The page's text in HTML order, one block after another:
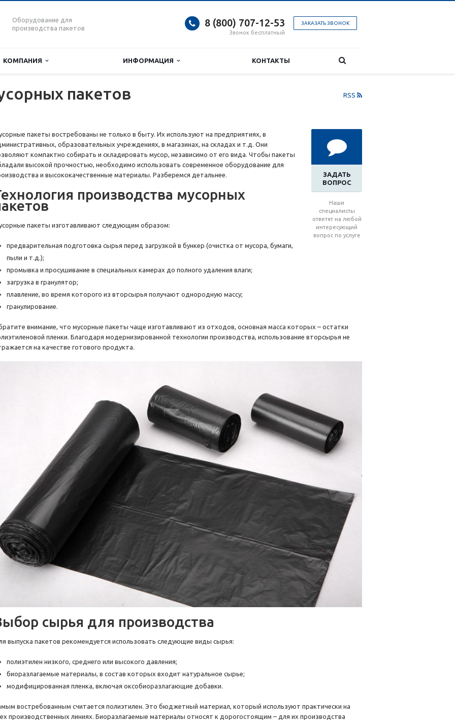
Оборудование для
производства пакетов
ЗАКАЗАТЬ ЗВОНОК
8 (800) 707-12-53
Звонок бесплатный
КОМПАНИЯ ИНФОРМАЦИЯ КОНТАКТЫ
RSS
пакетов
ЗАДАТЬ
ВОПРОС
Наши
специалисты
ответят на любой
интересующий
вопрос по услуге
пакеты востребованы не только в быту. Их используют на предприятиях, в
образовательных учреждениях, в магазинах, на складах и т.д. Они
компактно собирать и складировать мусор, независимо от его вида. Чтобы пакеты
высокой прочностью, необходимо использовать современное оборудование для
и высококачественные материалы. Разберемся детальнее.
производства мусорных
пакеты изготавливают следующим образом:
предварительная подготовка сырья перед загрузкой в бункер (очистка от мусора, бумаги,
пыли и т.д.);
промывка и просушивание в специальных камерах до полного удаления влаги;
загрузка в гранулятор;
плавление, во время которого из вторсырья получают однородную массу;
гранулирование.
внимание, что мусорные пакеты чаще изготавливают из отходов, основная масса которых – остатки
пленки. Благодаря модернизированной технологии производства, использование вторсырья не
на качестве готового продукта.
сырья для производства
выпуска пакетов рекомендуется использовать следующие виды сырья:
полиэтилен низкого, среднего или высокого давления;
биоразлагаемые материалы, в состав которых входит натуральное сырье;
модифицированная пленка, включая оксобиоразлагающие добавки.
востребованным считается полиэтилен. Это бюджетный материал, который используют практически на
производственных линиях. Биоразлагаемые материалы относят к дорогостоящим – для их производства